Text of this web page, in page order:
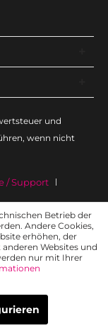
und
wenn nicht
/ Support
Betrieb der
Andere Cookies,
erhöhen, der
Websites und
nur mit Ihrer